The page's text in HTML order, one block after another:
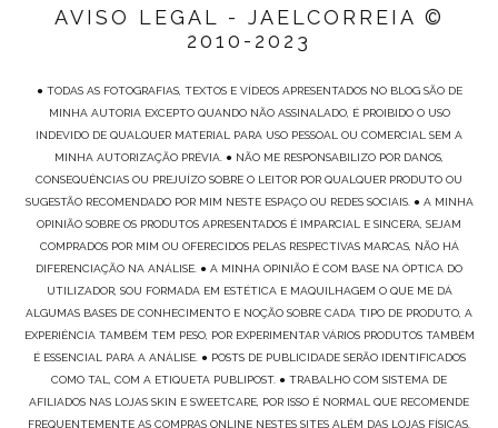
AVISO LEGAL - JAELCORREIA ©
2010-2023
● TODAS AS FOTOGRAFIAS, TEXTOS E VÍDEOS APRESENTADOS NO BLOG SÃO DE
MINHA AUTORIA EXCEPTO QUANDO NÃO ASSINALADO, É PROIBIDO O USO
INDEVIDO DE QUALQUER MATERIAL PARA USO PESSOAL OU COMERCIAL SEM A
MINHA AUTORIZAÇÃO PRÉVIA. ● NÃO ME RESPONSABILIZO POR DANOS,
CONSEQUÊNCIAS OU PREJUÍZO SOBRE O LEITOR POR QUALQUER PRODUTO OU
SUGESTÃO RECOMENDADO POR MIM NESTE ESPAÇO OU REDES SOCIAIS. ● A MINHA
OPINIÃO SOBRE OS PRODUTOS APRESENTADOS É IMPARCIAL E SINCERA, SEJAM
COMPRADOS POR MIM OU OFERECIDOS PELAS RESPECTIVAS MARCAS, NÃO HÁ
DIFERENCIAÇÃO NA ANÁLISE. ● A MINHA OPINIÃO É COM BASE NA ÓPTICA DO
UTILIZADOR, SOU FORMADA EM ESTÉTICA E MAQUILHAGEM O QUE ME DÁ
ALGUMAS BASES DE CONHECIMENTO E NOÇÃO SOBRE CADA TIPO DE PRODUTO, A
EXPERIÊNCIA TAMBÉM TEM PESO, POR EXPERIMENTAR VÁRIOS PRODUTOS TAMBÉM
É ESSENCIAL PARA A ANÁLISE. ● POSTS DE PUBLICIDADE SERÃO IDENTIFICADOS
COMO TAL, COM A ETIQUETA PUBLIPOST. ● TRABALHO COM SISTEMA DE
AFILIADOS NAS LOJAS SKIN E SWEETCARE, POR ISSO É NORMAL QUE RECOMENDE
FREQUENTEMENTE AS COMPRAS ONLINE NESTES SITES ALÉM DAS LOJAS FÍSICAS.